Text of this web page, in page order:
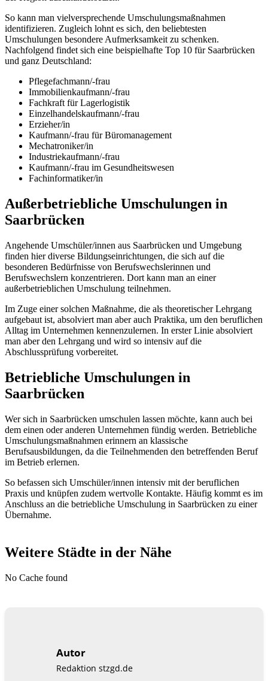
So kann man vielversprechende Umschulungsmaßnahmen
identifizieren. Zugleich lohnt es sich, den beliebtesten
Umschulungen besondere Aufmerksamkeit zu schenken.
Nachfolgend findet sich eine beispielhafte Top 10 für Saarbrücken
und ganz Deutschland:
Pflegefachmann/-frau
Immobilienkaufmann/-frau
Fachkraft für Lagerlogistik
Einzelhandelskaufmann/-frau
Erzieher/in
Kaufmann/-frau für Büromanagement
Mechatroniker/in
Industriekaufmann/-frau
Kaufmann/-frau im Gesundheitswesen
Fachinformatiker/in
Außerbetriebliche Umschulungen in
Saarbrücken
Angehende Umschüler/innen aus Saarbrücken und Umgebung
finden hier diverse Bildungseinrichtungen, die sich auf die
besonderen Bedürfnisse von Berufswechslerinnen und
Berufswechslern konzentrieren. Dort kann man an einer
außerbetrieblichen Umschulung teilnehmen.
Im Zuge einer solchen Maßnahme, die als theoretischer Lehrgang
aufgebaut ist, absolviert man aber auch Praktika, um den beruflichen
Alltag im Unternehmen kennenzulernen. In erster Linie absolviert
man aber den Lehrgang und wird so intensiv auf die
Abschlussprüfung vorbereitet.
Betriebliche Umschulungen in
Saarbrücken
Wer sich in Saarbrücken umschulen lassen möchte, kann auch bei
dem einen oder anderen Unternehmen fündig werden. Betriebliche
Umschulungsmaßnahmen erinnern an klassische
Berufsausbildungen, da die Teilnehmenden den betreffenden Beruf
im Betrieb erlernen.
So befassen sich Umschüler/innen intensiv mit der beruflichen
Praxis und knüpfen zudem wertvolle Kontakte. Häufig kommt es im
Anschluss an die betriebliche Umschulung in Saarbrücken zu einer
Übernahme.
Weitere Städte in der Nähe
No Cache found
Autor
Redaktion stzgd.de